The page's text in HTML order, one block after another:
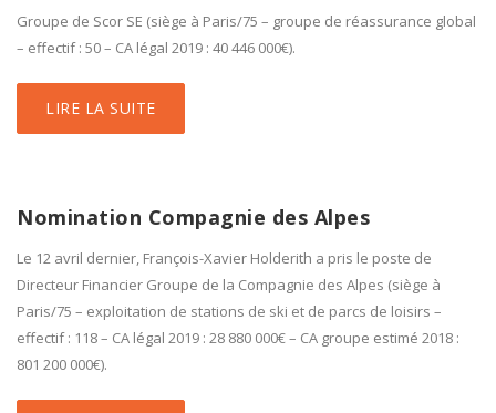
Groupe de Scor SE (siège à Paris/75 – groupe de réassurance global
– effectif : 50 – CA légal 2019 : 40 446 000€).
LIRE LA SUITE
Nomination Compagnie des Alpes
Le 12 avril dernier, François-Xavier Holderith a pris le poste de
Directeur Financier Groupe de la Compagnie des Alpes (siège à
Paris/75 – exploitation de stations de ski et de parcs de loisirs –
effectif : 118 – CA légal 2019 : 28 880 000€ – CA groupe estimé 2018 :
801 200 000€).